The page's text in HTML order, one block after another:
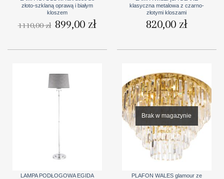
złoto-szklaną oprawą i białym
kloszem
1110,00zł
Pierwotna
cena
899,00 złcena
klasyczna metalowa z czarno-
złotymi kloszami
820,00 zł
LAMPA PODŁOGOWA EGIDA
Brak w magazynie
PLAFON WALES glamour ze